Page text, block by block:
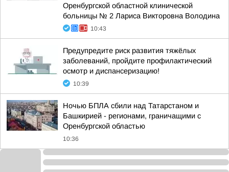
Оренбургской областной клинической
больницы № 2 Лариса Викторовна Володина
10:43
Предупредите риск развития тяжёлых
заболеваний, пройдите профилактический
осмотр и диспансеризацию!
10:39
Ночью БПЛА сбили над Татарстаном и
Башкирией - регионами, граничащими с
Оренбургской областью
10:36